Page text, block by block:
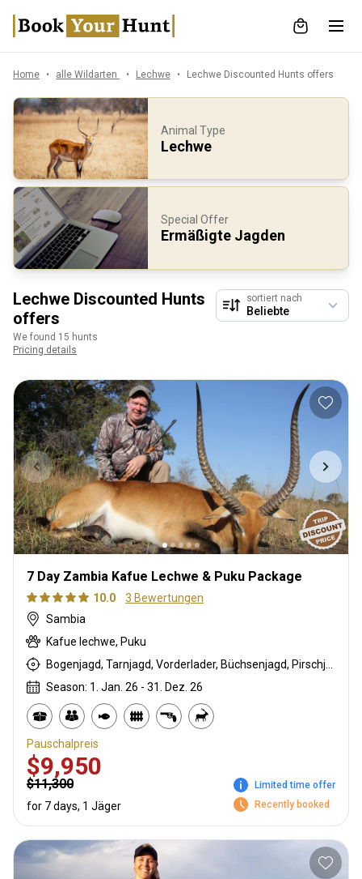
Home alle Wildarten Lechwe Lechwe Discounted Hunts offers
Animal Type
Lechwe
Special Offer
Ermäßigte Jagden
Lechwe Discounted Hunts
offers
We found 15 hunts
Pricing details
sortiert nach
7 Day Zambia Kafue Lechwe & Puku Package
10.0
3 Bewertungen
Sambia
Kafue lechwe, Puku
Season: 1. Jan. 26 - 31. Dez. 26
Pauschalpreis
$9,950
$11,300
for 7 days, 1 Jäger
Limited time offer
Recently booked